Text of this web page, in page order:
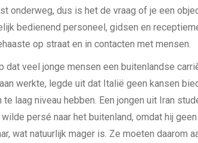
onderweg, dus is het de vraag of je een
bedienend personeel, gidsen en
op straat en in contacten met mensen.
dat veel jonge mensen een buitenlandse
werkte, legde uit dat Italië geen kansen
laag niveau hebben. Een jongen uit Iran
persé naar het buitenland, omdat hij
wat natuurlijk mager is. Ze moeten daarom